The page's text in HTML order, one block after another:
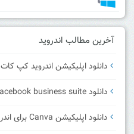
آخرین مطالب اندروید
دانلود اپلیکیشن اندروید کپ کات CapCut
دانلود facebook business suite مدیریت پیج اینستاگرام
دانلود اپلیکیشن Canva برای اندروید نسخه 2.139.0